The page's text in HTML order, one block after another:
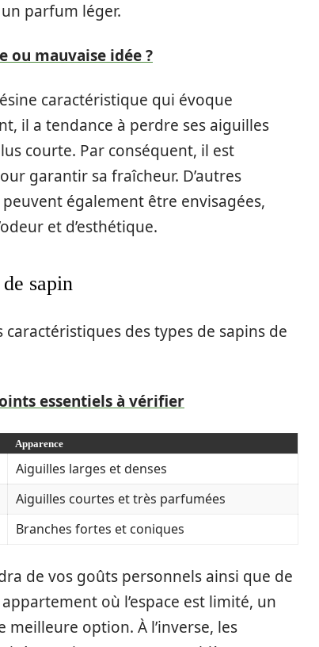
parfum léger.
ou mauvaise idée ?
caractéristique qui évoque
il a tendance à perdre ses aiguilles
courte. Par conséquent, il est
garantir sa fraîcheur. D’autres
également être envisagées,
et d’esthétique.
sapin
des types de sapins de
essentiels à vérifier
Apparence
Aiguilles larges et denses
Aiguilles courtes et très parfumées
Branches fortes et coniques
de vos goûts personnels ainsi que de
où l’espace est limité, un
option. À l’inverse, les